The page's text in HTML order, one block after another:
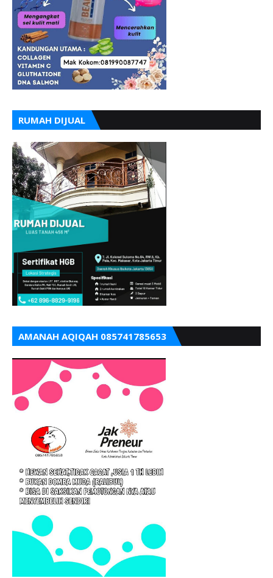
RUMAH DIJUAL
AMANAH AQIQAH 085741785653